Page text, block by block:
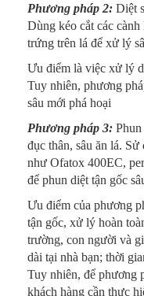
Phương pháp 2: Diệt
Dùng kéo cắt các
trứng trên lá để xử lý
Ưu điểm là việc xử lý
Tuy nhiên, phương
sâu mới phá hoại
Phương pháp 3: Phun
đục thân, sâu ăn lá.
như Ofatox 400EC,
để phun diệt tận gốc
Ưu điểm của phương
tận gốc, xử lý hoàn
trường, con người và
dài tại nhà bạn; thời
Tuy nhiên, để phương
khách hàng cần thực